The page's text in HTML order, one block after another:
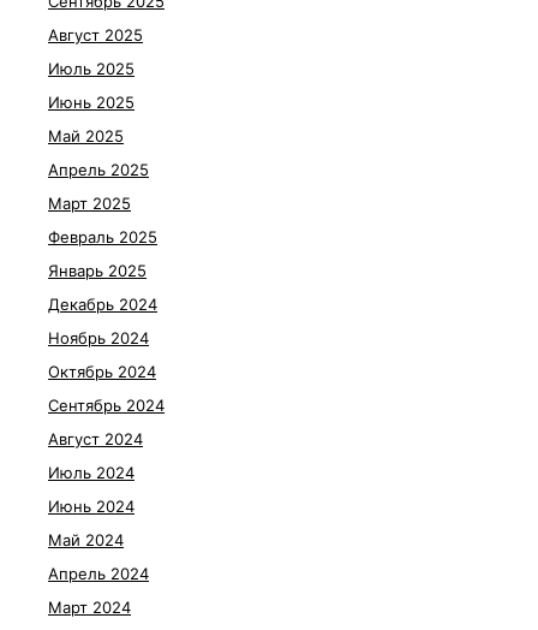
Август 2025
Июль 2025
Июнь 2025
Май 2025
Апрель 2025
Март 2025
Февраль 2025
Январь 2025
Декабрь 2024
Ноябрь 2024
Октябрь 2024
Сентябрь 2024
Август 2024
Июль 2024
Июнь 2024
Май 2024
Апрель 2024
Март 2024